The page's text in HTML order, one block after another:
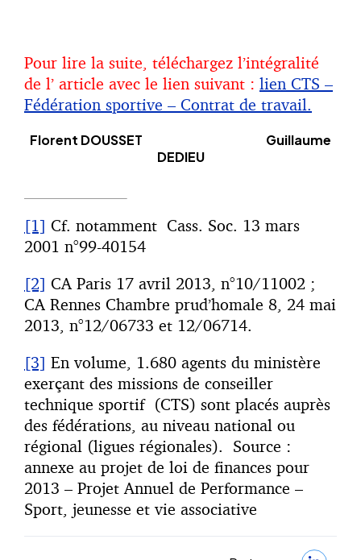
Pour lire la suite, téléchargez l’intégralité
de l’ article avec le lien suivant : lien CTS –
Fédération sportive – Contrat de travail.
Florent DOUSSET Guillaume
DEDIEU
[1] Cf. notamment Cass. Soc. 13 mars
2001 n°99-40154
[2] CA Paris 17 avril 2013, n°10/11002 ;
CA Rennes Chambre prud’homale 8, 24 mai
2013, n°12/06733 et 12/06714.
[3] En volume, 1.680 agents du ministère
exerçant des missions de conseiller
technique sportif (CTS) sont placés auprès
des fédérations, au niveau national ou
régional (ligues régionales). Source :
annexe au projet de loi de finances pour
2013 – Projet Annuel de Performance –
Sport, jeunesse et vie associative